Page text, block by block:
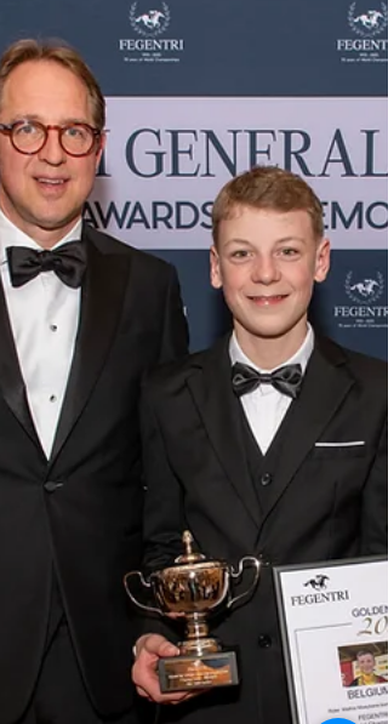
importante dans le parcours de plusieurs
cavaliers issus de Poneys au Galop . Nos
élèves ont en effet passé avec succès les
examens de licence du Club des
Gentlemen-Riders et Cavalières, une étape
indispensable pour accéder au statut de
cavalier amateur en courses. Après avoir
leurs premières armes dans les courses de
poneys, ces jeunes passionnés
aujourd’hui un cap symbolique : celui du
passage vers les courses de chev